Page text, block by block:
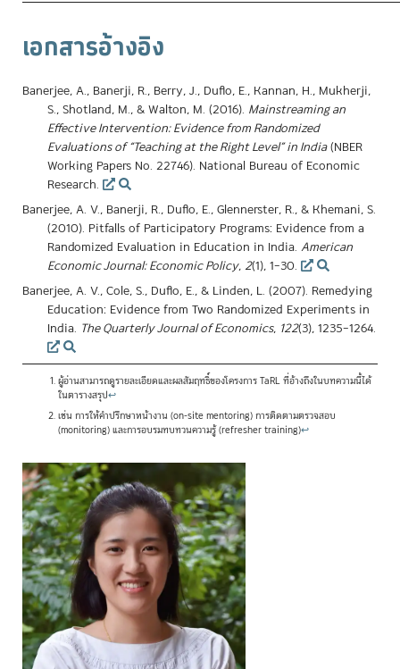
เอกสารอ้างอิง
Banerjee, A., Banerji, R., Berry, J., Duflo, E., Kannan, H., Mukherji,
S., Shotland, M., & Walton, M. (2016). Mainstreaming an
Effective Intervention: Evidence from Randomized
Evaluations of “Teaching at the Right Level” in India(NBER
Working Papers No. 22746). National Bureau of Economic
Research.
Banerjee, A. V., Banerji, R., Duflo, E., Glennerster, R., & Khemani, S.
(2010). Pitfalls of Participatory Programs: Evidence from a
Randomized Evaluation in Education in India. American
Economic Journal: Economic Policy, 2(1), 1–30.
Banerjee, A. V., Cole, S., Duflo, E., & Linden, L. (2007). Remedying
Education: Evidence from Two Randomized Experiments in
India. The Quarterly Journal of Economics, 122(3), 1235–1264.
ผู้อ่านสามารถดูรายละเอียดและผลสัมฤทธิ์ของโครงการ TaRL ที่อ้างถึงในบทความนี้ได้
ในตารางสรุป↩
เช่น การให้คำปรึกษาหน้างาน (on-site mentoring) การติดตามตรวจสอบ
(monitoring) และการอบรมทบทวนความรู้ (refresher training)↩